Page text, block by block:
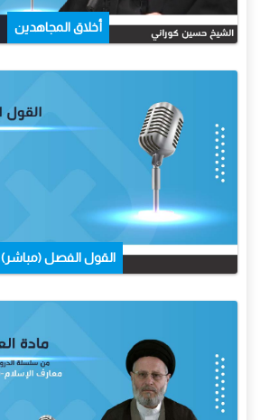
أخلاق المجاهدين
القول الفصل (مباشر)